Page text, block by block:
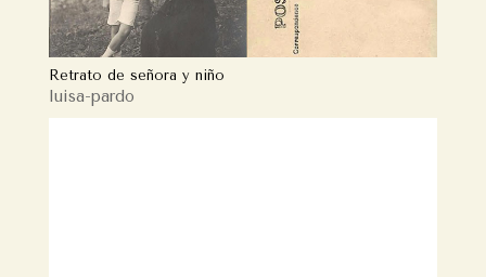
Retrato de señora y niño
luisa-pardo